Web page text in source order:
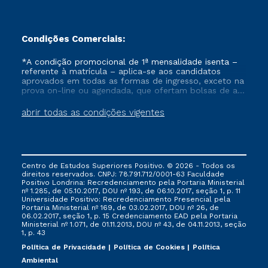
Condições Comerciais:
abrir todas as condições vigentes
*A condição promocional de 1ª mensalidade isenta –
referente à matrícula – aplica-se aos candidatos
aprovados em todas as formas de ingresso, exceto na
prova on-line ou agendada, que ofertam bolsas de até
vigente, que ainda não tenham efetivado e/ou não
tenham cancelado ou trancado sua matrícula em uma
via FIES, Prouni e outros programas governamentais, e
não se acumula com nenhuma outra campanha
ofertada pela Instituição.
Centro de Estudos Superiores Positivo. © 2026 - Todos os
direitos reservados. CNPJ: 78.791.712/0001-63 Faculdade
Positivo Londrina: Recredenciamento pela Portaria Ministerial
nº 1.285, de 05.10.2017, DOU nº 193, de 06.10.2017, seção 1, p. 11
Universidade Positivo: Recredenciamento Presencial ​pela
Portaria Ministerial nº 169, de 03.02.2017, DOU nº 26, de
06.02.2017, seção 1, p. 15 Credenciamento EAD pela Portaria
Ministerial nº 1.071, de 01.11.2013, DOU nº 43, de 04.11.2013, seção
1, p. 43
Política de Privacidade
Política de Cookies
Política
Ambiental